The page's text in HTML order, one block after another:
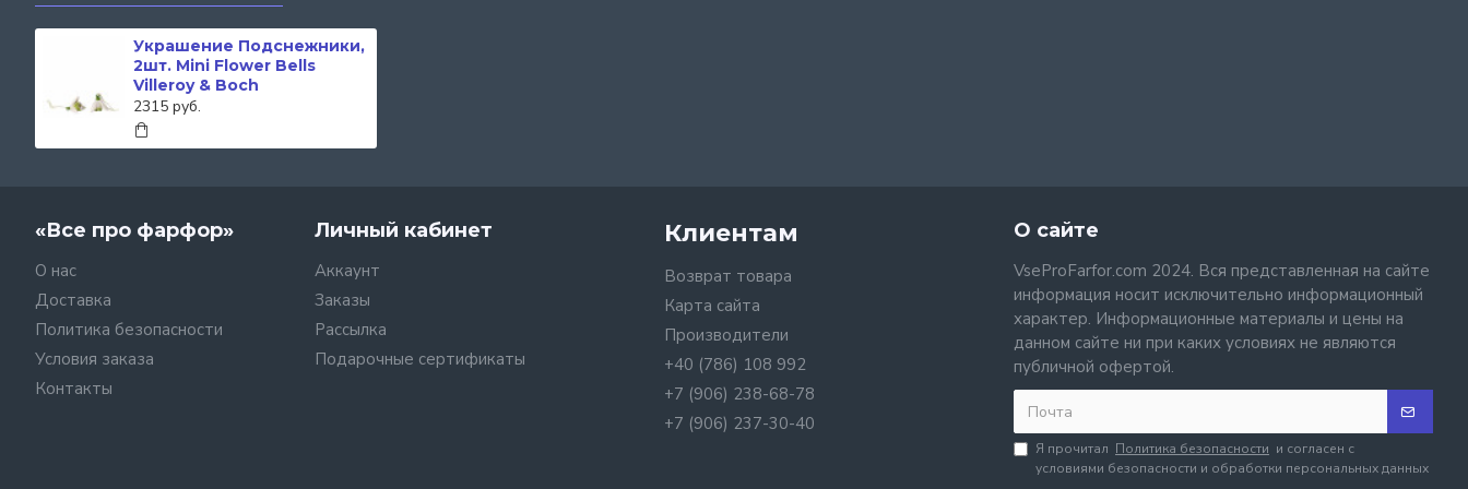
Украшение Подснежники,
2шт. Mini Flower Bells
Villeroy & Boch
2315 руб.
«Все про фарфор»
О нас
Доставка
Политика безопасности
Условия заказа
Контакты
Личный кабинет
Аккаунт
Заказы
Рассылка
Подарочные сертификаты
Клиентам
Возврат товара
Карта сайта
Производители
+40 (786) 108 992
+7 (906) 238-68-78
+7 (906) 237-30-40
О сайте
VseProFarfor.com 2024. Вся представленная на сайте
информация носит исключительно информационный
характер. Информационные материалы и цены на
данном сайте ни при каких условиях не являются
публичной офертой.
Я прочитал Политика безопасности и согласен с
условиями безопасности и обработки персональных данных